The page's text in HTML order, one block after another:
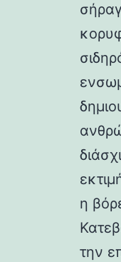
η
την